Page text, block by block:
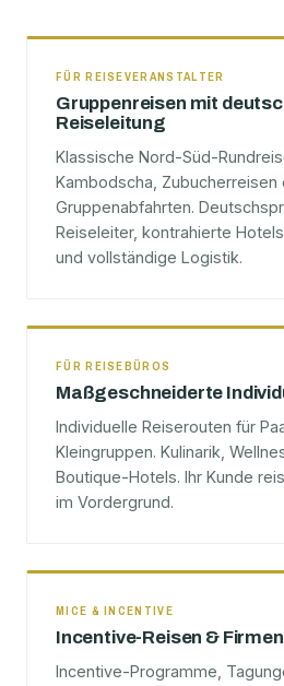
FÜR REISEVERANSTALTER
Gruppenreisen mit
Reiseleitung
Klassische Nord-Süd-
Kambodscha,
Gruppenabfahrten.
Reiseleiter, kontrahierte
und vollständige Logistik.
FÜR REISEBÜROS
Maßgeschneiderte
Individuelle Reiserouten für
Kleingruppen. Kulinarik,
Boutique-Hotels. Ihr Kunde
im Vordergrund.
MICE & INCENTIVE
Incentive-Reisen &
Incentive-Programme,